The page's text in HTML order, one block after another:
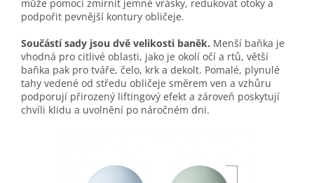
může pomoci zmírnit jemné vrásky, redukovat otoky a
podpořit pevnější kontury obličeje.
Součástí sady jsou dvě velikosti baněk. Menší baňka je
vhodná pro citlivé oblasti, jako je okolí očí a rtů, větší
baňka pak pro tváře, čelo, krk a dekolt. Pomalé, plynulé
tahy vedené od středu obličeje směrem ven a vzhůru
podporují přirozený liftingový efekt a zároveň poskytují
chvíli klidu a uvolnění po náročném dni.